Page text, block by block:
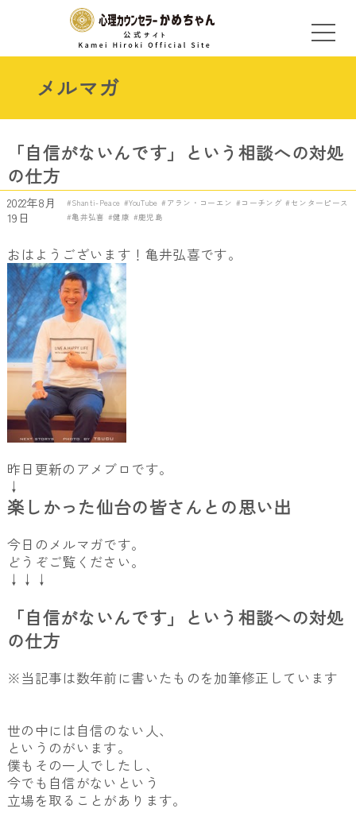
メルマガ
「自信がないんです」という相談への対処
の仕方
2022年8月
19日
Shanti-Peace YouTube アラン・コーエン コーチング
センターピース
亀井弘喜
健康 鹿児島
おはようございます！亀井弘喜です。
昨日更新のアメブロです。
↓
楽しかった仙台の皆さんとの思い出
今日のメルマガです。
どうぞご覧ください。
↓↓↓
「自信がないんです」という相談への対処
の仕方
※当記事は数年前に書いたものを加筆修正しています
世の中には自信のない人、
というのがいます。
僕もその一人でしたし、
今でも自信がないという
立場を取ることがあります。